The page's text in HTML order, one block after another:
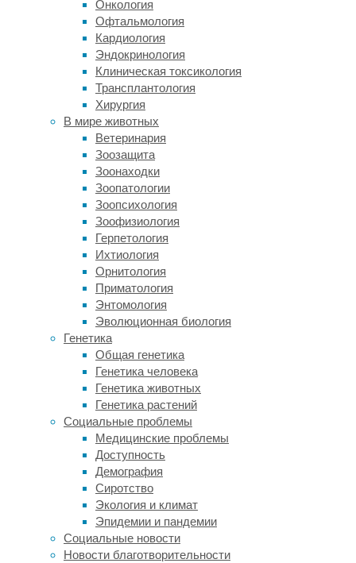
Онкология
Офтальмология
Кардиология
Эндокринология
Клиническая токсикология
Трансплантология
Хирургия
В мире животных
Ветеринария
Зоозащита
Зоонаходки
Зоопатологии
Зоопсихология
Зоофизиология
Герпетология
Ихтиология
Орнитология
Приматология
Энтомология
Эволюционная биология
Генетика
Общая генетика
Генетика человека
Генетика животных
Генетика растений
Социальные проблемы
Медицинские проблемы
Доступность
Демография
Сиротство
Экология и климат
Эпидемии и пандемии
Социальные новости
Новости благотворительности
умеют
плести
паутину,
вместо
челюстей
у
длинный
хоботок
втягивания
сока
губок.
главное
отличие
эти
существа
живут
воде,
обитают
океана,
глубинах
семи